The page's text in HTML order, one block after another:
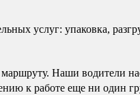
услуг: упаковка,
Наши водители
к работе еще ни один